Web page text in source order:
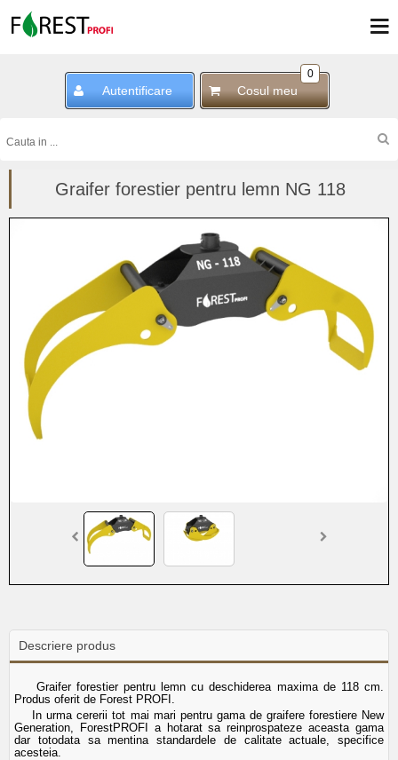
Autentificare
0
Cosul meu
Graifer forestier pentru lemn NG 118
Descriere produs
Graifer forestier pentru lemn cu deschiderea maxima de 118 cm.
Produs oferit de Forest PROFI.
In urma cererii tot mai mari pentru gama de graifere forestiere New
Generation, ForestPROFI a hotarat sa reinprospateze aceasta gama
dar totodata sa mentina standardele de calitate actuale, specifice
acesteia.